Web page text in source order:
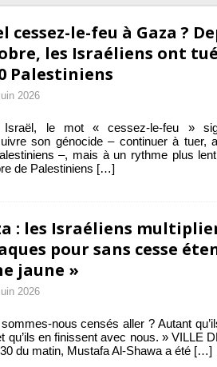
bombardent des entrepôts de médicaments,
dramatique [ 7 août 2026 ]
cessez-le-feu à Gaza ?
les Israéliens ont
Palestiniens
2026
Israël, le mot « cessez-le-feu »
son génocide – continuer à tuer,
–, mais à un rythme plus
de Palestiniens […]
: les Israéliens
pour sans cesse
jaune »
2026
nous censés aller ? Autant
qu’ils en finissent avec nous. » VILLE
du matin, Mustafa Al-Shawa a été […]